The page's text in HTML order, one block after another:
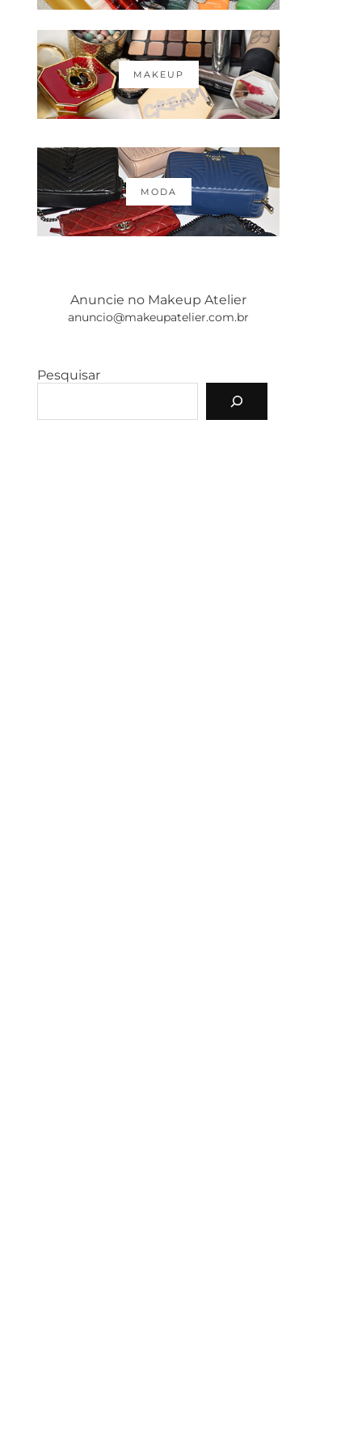
MAKEUP
MODA
Anuncie no Makeup Atelier
anuncio@makeupatelier.com.br
Pesquisar